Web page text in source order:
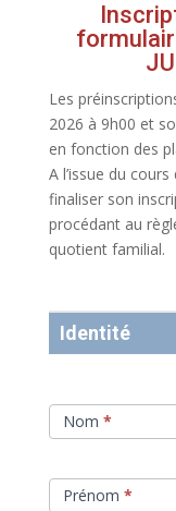
Les
2026 à 9h00 et
en fonction des
A l’issue du cours
finaliser son
procédant au
quotient familial.
Brancion
-
2026-
2027
Identité
Nom *
Prénom *